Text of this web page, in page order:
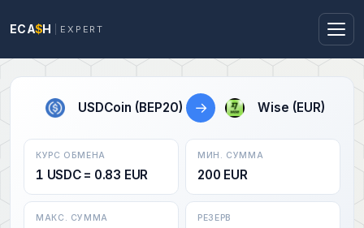
ECA$H EXPERT
USDCoin (BEP20) → Wise (EUR)
КУРС ОБМЕНА
1 USDC = 0.83 EUR
МИН. СУММА
200 EUR
МАКС. СУММА РЕЗЕРВ